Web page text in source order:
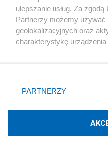
X Facebook
Technologię
ulepszanie usług. Za
Partnerzy możemy używać
geolokalizacyjnych oraz
charakterystykę
zmienić/wycofać klikając
znajdujący się w lewym
rodzaje przetwarzania
użytkownika, ale masz
PARTNERZY